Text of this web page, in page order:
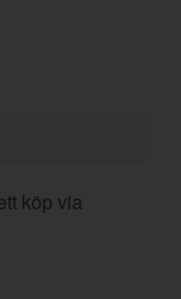
köp via